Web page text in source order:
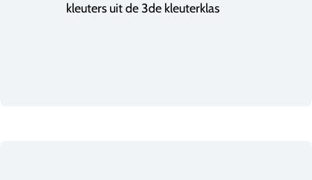
kleuters uit de 3de kleuterklas